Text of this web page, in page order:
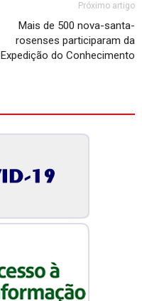
Próximo artigo
Mais de 500 nova-santa-
rosenses participaram da
Expedição do Conhecimento